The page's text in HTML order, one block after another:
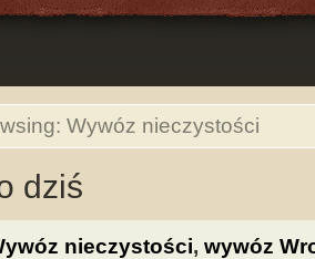
Wywóz nieczystości
dziś
nieczystości, wywóz